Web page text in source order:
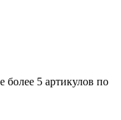
более 5 артикулов по